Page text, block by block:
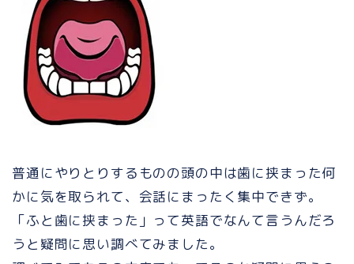
普通にやりとりするものの頭の中は歯に挟まった何
かに気を取られて、会話にまったく集中できず。
「ふと歯に挟まった」って英語でなんて言うんだろ
うと疑問に思い調べてみました。